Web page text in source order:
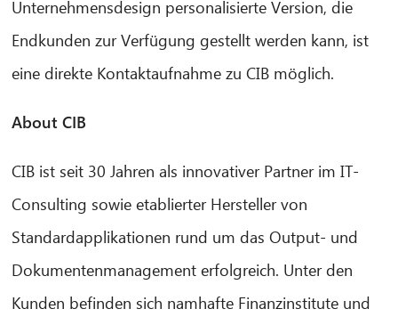
Unternehmensdesign personalisierte Version, die
Endkunden zur Verfügung gestellt werden kann, ist
eine direkte Kontaktaufnahme zu CIB möglich.
About CIB
CIB ist seit 30 Jahren als innovativer Partner im IT-
Consulting sowie etablierter Hersteller von
Standardapplikationen rund um das Output- und
Dokumentenmanagement erfolgreich. Unter den
Kunden befinden sich namhafte Finanzinstitute und